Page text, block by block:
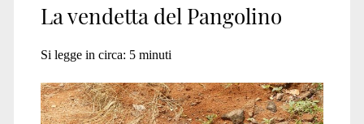
<span>Zimbawe</
La vendetta del Pangolino
Si legge in circa: 5 minuti